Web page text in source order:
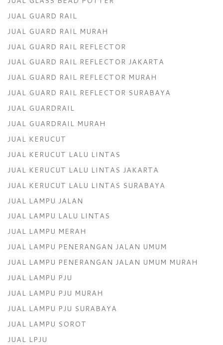
JUAL GUARD RAIL
JUAL GUARD RAIL MURAH
JUAL GUARD RAIL REFLECTOR
JUAL GUARD RAIL REFLECTOR JAKARTA
JUAL GUARD RAIL REFLECTOR MURAH
JUAL GUARD RAIL REFLECTOR SURABAYA
JUAL GUARDRAIL
JUAL GUARDRAIL MURAH
JUAL KERUCUT
JUAL KERUCUT LALU LINTAS
JUAL KERUCUT LALU LINTAS JAKARTA
JUAL KERUCUT LALU LINTAS SURABAYA
JUAL LAMPU JALAN
JUAL LAMPU LALU LINTAS
JUAL LAMPU MERAH
JUAL LAMPU PENERANGAN JALAN UMUM
JUAL LAMPU PENERANGAN JALAN UMUM MURAH
JUAL LAMPU PJU
JUAL LAMPU PJU MURAH
JUAL LAMPU PJU SURABAYA
JUAL LAMPU SOROT
JUAL LPJU